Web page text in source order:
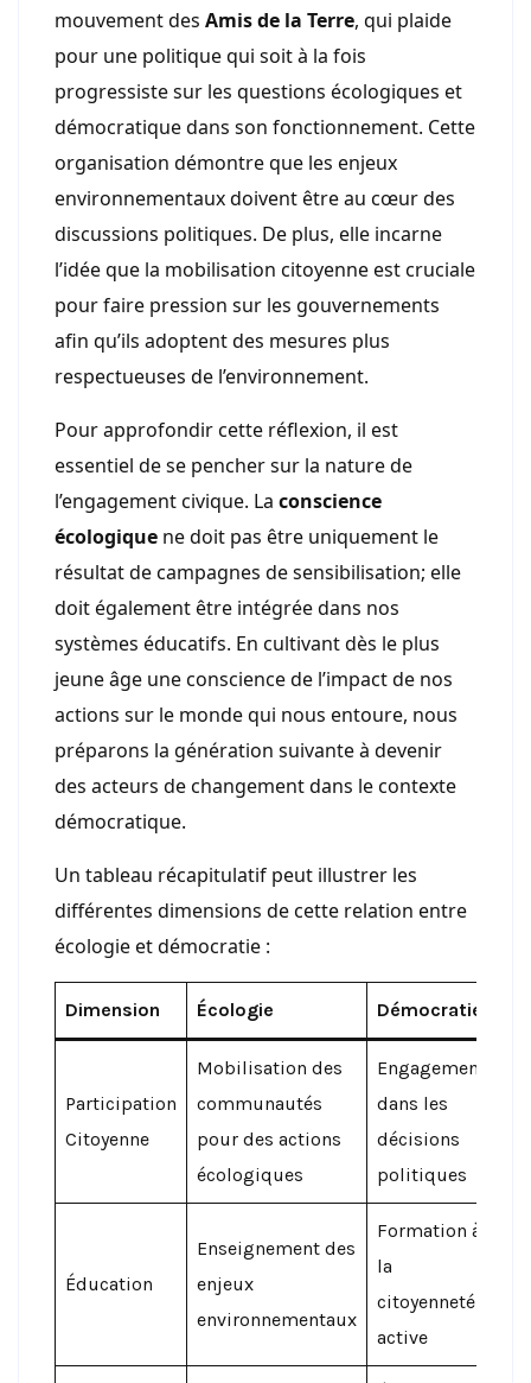
mouvement des Amis de la Terre, qui plaide
pour une politique qui soit à la fois
progressiste sur les questions écologiques et
démocratique dans son fonctionnement. Cette
organisation démontre que les enjeux
environnementaux doivent être au cœur des
discussions politiques. De plus, elle incarne
l’idée que la mobilisation citoyenne est cruciale
pour faire pression sur les gouvernements
afin qu’ils adoptent des mesures plus
respectueuses de l’environnement.
Pour approfondir cette réflexion, il est
essentiel de se pencher sur la nature de
l’engagement civique. La conscience
écologique ne doit pas être uniquement le
résultat de campagnes de sensibilisation; elle
doit également être intégrée dans nos
systèmes éducatifs. En cultivant dès le plus
jeune âge une conscience de l’impact de nos
actions sur le monde qui nous entoure, nous
préparons la génération suivante à devenir
des acteurs de changement dans le contexte
démocratique.
Un tableau récapitulatif peut illustrer les
différentes dimensions de cette relation entre
écologie et démocratie :
Dimension Écologie Démocratie
Participation
Citoyenne
Mobilisation des
communautés
pour des actions
écologiques
Engagement
dans les
décisions
politiques
Éducation
Enseignement des
enjeux
environnementaux
Formation à
la
citoyenneté
active